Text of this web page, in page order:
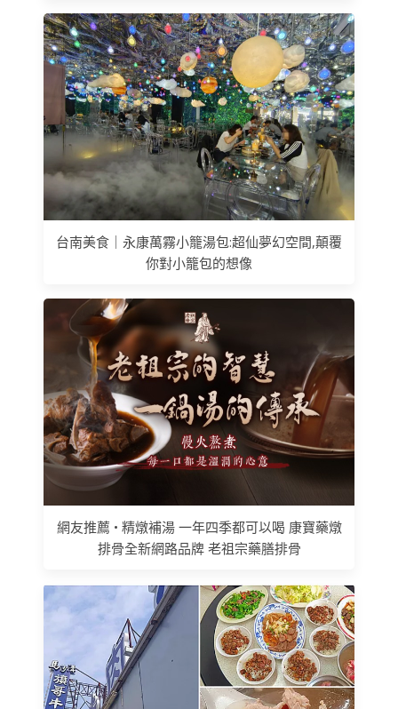
台南美食｜永康萬霧小籠湯包:超仙夢幻空間,顛覆
你對小籠包的想像
網友推薦 • 精燉補湯 一年四季都可以喝 康寶藥燉
排骨全新網路品牌 老祖宗藥膳排骨